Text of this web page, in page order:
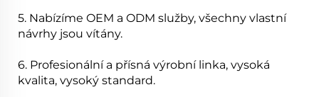
5. Nabízíme OEM a ODM služby, všechny vlastní
návrhy jsou vítány.
6. Profesionální a přísná výrobní linka, vysoká
kvalita, vysoký standard.